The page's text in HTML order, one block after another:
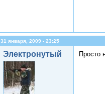
31 января, 2009 - 23:25
Электронутый Просто